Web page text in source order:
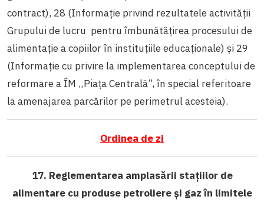
contract), 28 (Informație privind rezultatele activității
Grupului de lucru pentru îmbunătățirea procesului de
alimentație a copiilor în instituțiile educaționale) și 29
(Informație cu privire la implementarea conceptului de
reformare a ÎM „Piața Centrală”, în special referitoare
la amenajarea parcărilor pe perimetrul acesteia).
Ordinea de zi
17. Reglementarea amplasării stațiilor de
alimentare cu produse petroliere și gaz în limitele